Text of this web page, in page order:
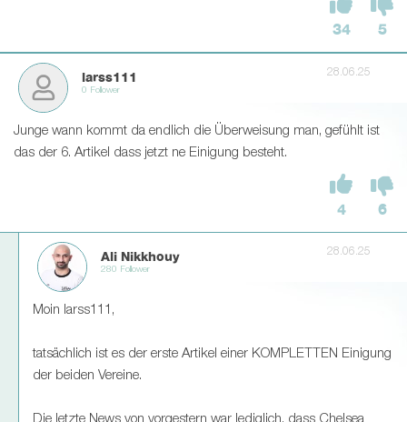
34 5
larss111
0 Follower
28.06.25
Junge wann kommt da endlich die Überweisung man, gefühlt ist
das der 6. Artikel dass jetzt ne Einigung besteht.
4 6
Ali Nikkhouy
280 Follower
28.06.25
Moin larss111,
tatsächlich ist es der erste Artikel einer KOMPLETTEN Einigung
der beiden Vereine.